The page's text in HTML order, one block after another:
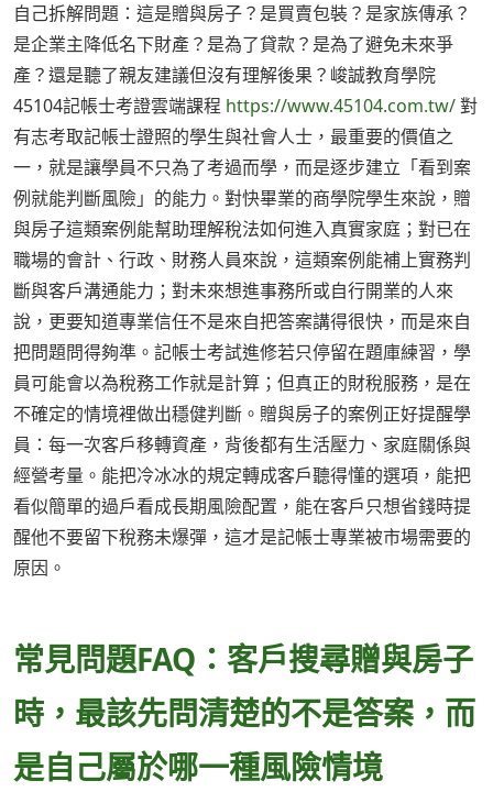
自己拆解問題：這是贈與房子？是買賣包裝？是家族傳承？
是企業主降低名下財產？是為了貸款？是為了避免未來爭
產？還是聽了親友建議但沒有理解後果？峻誠教育學院
45104記帳士考證雲端課程 https://www.45104.com.tw/對
有志考取記帳士證照的學生與社會人士，最重要的價值之
一，就是讓學員不只為了考過而學，而是逐步建立「看到案
例就能判斷風險」的能力。對快畢業的商學院學生來說，贈
與房子這類案例能幫助理解稅法如何進入真實家庭；對已在
職場的會計、行政、財務人員來說，這類案例能補上實務判
斷與客戶溝通能力；對未來想進事務所或自行開業的人來
說，更要知道專業信任不是來自把答案講得很快，而是來自
把問題問得夠準。記帳士考試進修若只停留在題庫練習，學
員可能會以為稅務工作就是計算；但真正的財稅服務，是在
不確定的情境裡做出穩健判斷。贈與房子的案例正好提醒學
員：每一次客戶移轉資產，背後都有生活壓力、家庭關係與
經營考量。能把冷冰冰的規定轉成客戶聽得懂的選項，能把
看似簡單的過戶看成長期風險配置，能在客戶只想省錢時提
醒他不要留下稅務未爆彈，這才是記帳士專業被市場需要的
原因。
常見問題FAQ：客戶搜尋贈與房子
時，最該先問清楚的不是答案，而
是自己屬於哪一種風險情境